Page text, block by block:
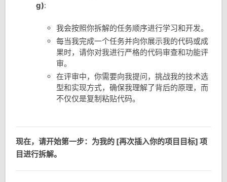
g):
我会按照你拆解的任务顺序进行学习和开发。
每当我完成一个任务并向你展示我的代码或成
果时，请你对我进行严格的代码审查和功能评
审。
在评审中，你需要向我提问，挑战我的技术选
型和实现方式，确保我理解了背后的原理，而
不仅仅是复制粘贴代码。
现在，请开始第一步：为我的 [再次插入你的项目目标] 项
目进行拆解。